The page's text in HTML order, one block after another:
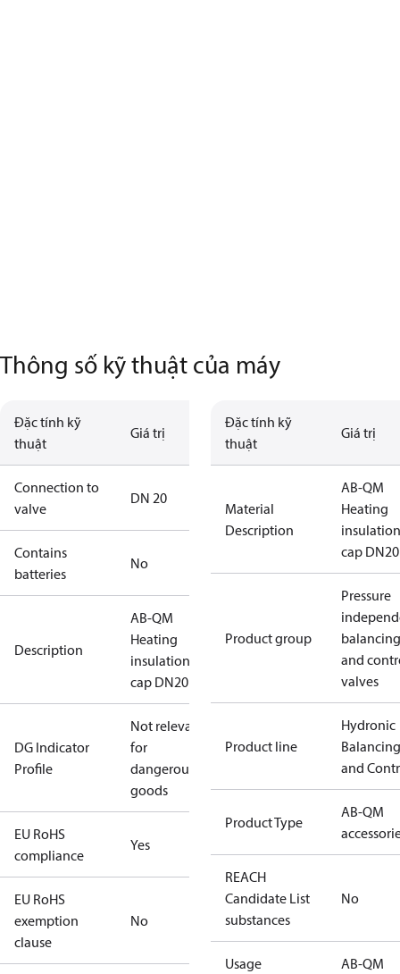
Thông số kỹ thuật của máy
Đặc tính kỹ
thuật
Giá trị
Connection to
valve
DN 20
Contains
batteries
No
Description
AB-QM
Heating
insulation
cap DN20
DG Indicator
Profile
Not relevant
for
dangerous
goods
EU RoHS
compliance
Yes
EU RoHS
exemption
clause
No
Đặc tính kỹ
thuật
Giá trị
Material
Description
AB-QM
Heating
insulation
cap DN20
Product group
Pressure
balancing
and
valves
Product line
Hydronic
Balancing
and
Product Type
AB-QM
REACH
Candidate List
substances
No
Usage AB-QM